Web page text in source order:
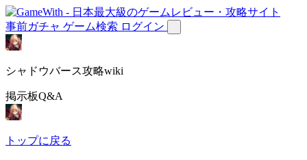
事前ガチャ ゲーム検索 ログイン
シャドウバース攻略wiki
掲示板Q&A
トップに戻る